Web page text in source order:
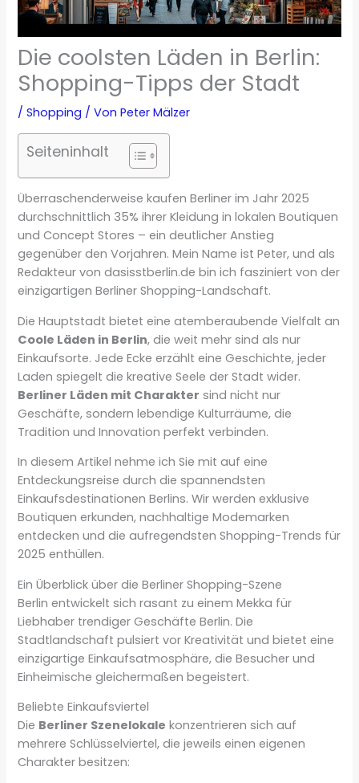
Die coolsten Läden in Berlin:
Shopping-Tipps der Stadt
/Shopping / VonPeter Mälzer
Seiteninhalt
Überraschenderweise kaufen Berliner im Jahr 2025
durchschnittlich 35% ihrer Kleidung in lokalen Boutiquen
und Concept Stores – ein deutlicher Anstieg
gegenüber den Vorjahren. Mein Name ist Peter, und als
Redakteur von dasisstberlin.de bin ich fasziniert von der
einzigartigen Berliner Shopping-Landschaft.
Die Hauptstadt bietet eine atemberaubende Vielfalt an
Coole Läden in Berlin, die weit mehr sind als nur
Einkaufsorte. Jede Ecke erzählt eine Geschichte, jeder
Laden spiegelt die kreative Seele der Stadt wider.
Berliner Läden mit Charakter sind nicht nur
Geschäfte, sondern lebendige Kulturräume, die
Tradition und Innovation perfekt verbinden.
In diesem Artikel nehme ich Sie mit auf eine
Entdeckungsreise durch die spannendsten
Einkaufsdestinationen Berlins. Wir werden exklusive
Boutiquen erkunden, nachhaltige Modemarken
entdecken und die aufregendsten Shopping-Trends für
2025 enthüllen.
Ein Überblick über die Berliner Shopping-Szene
Berlin entwickelt sich rasant zu einem Mekka für
Liebhaber trendiger Geschäfte Berlin. Die
Stadtlandschaft pulsiert vor Kreativität und bietet eine
einzigartige Einkaufsatmosphäre, die Besucher und
Einheimische gleichermaßen begeistert.
Beliebte Einkaufsviertel
Die Berliner Szenelokale konzentrieren sich auf
mehrere Schlüsselviertel, die jeweils einen eigenen
Charakter besitzen: